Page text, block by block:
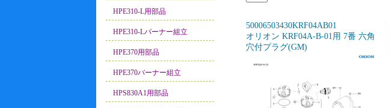
HPE310-L用部品
HPE310-Lバーナー組立
HPE370用部品
HPE370バーナー組立
HPS830A1用部品
50006503430KRF04AB01
オリオン KRF04A-B-01用 7番 六角
穴付プラグ(GM)